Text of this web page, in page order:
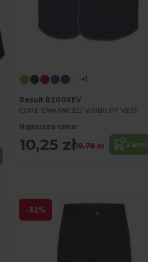
+1
Result R200XEV
CORE ENHANCED VISIBILITY VEST
Najniższa cena:
10,25 zł19,78 zł
-32%